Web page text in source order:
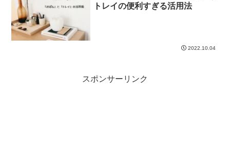
トレイの便利すぎる活用法
2022.10.04
スポンサーリンク